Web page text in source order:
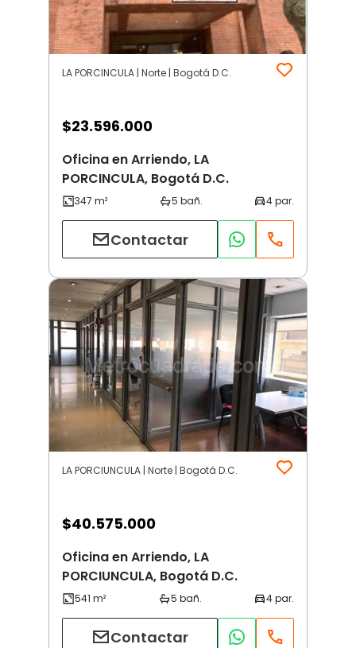
LA PORCINCULA | Norte | Bogotá D.C.
$23.596.000
Oficina en Arriendo, LA
PORCINCULA, Bogotá D.C.
Contactar
LA PORCIUNCULA | Norte | Bogotá D.C.
$40.575.000
Oficina en Arriendo, LA
PORCIUNCULA, Bogotá D.C.
Contactar